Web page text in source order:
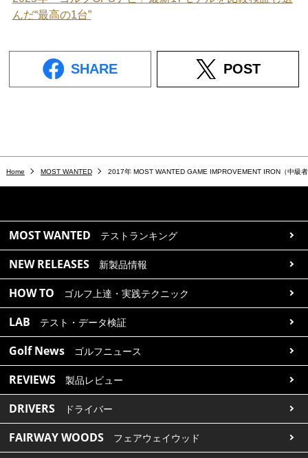
んだ“最高の1台”
SHARE POST
Home MOST WANTED 2017年 MOST WANTED GAME IMPROVEMENT IRON（中級
MOST WANTED テストランキング
NEW RELEASES 新製品情報
HOW TO ゴルフ上達・実践テクニック
LAB テスト・データ検証
Golf News ゴルフニュース
REVIEWS 製品レビュー
DRIVERS ドライバー
FAIRWAY WOODS フェアウェイウッド